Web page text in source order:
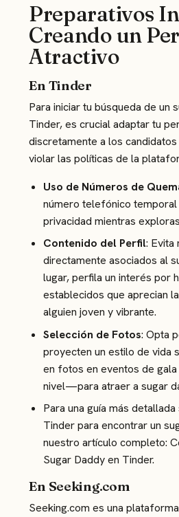
Preparativos
Creando un
Atractivo
En Tinder
Para iniciar tu búsqueda de un
Tinder, es crucial adaptar tu
discretamente a los
violar las políticas de la
Uso de Números de
número telefónico
privacidad mientras
Contenido del Perfil: Evita
directamente asociados al
lugar, perfila un interés por
establecidos que aprecian
alguien joven y vibrante​.
Selección de Fotos: Opta
proyecten un estilo de vida
en fotos en eventos de
nivel—para atraer a sugar
Para una guía más
Tinder para encontrar un
nuestro artículo completo:
Sugar Daddy en Tinder.
En Seeking.com
Seeking.com es una